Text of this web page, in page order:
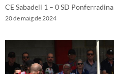
CE Sabadell 1 – 0 SD Ponferradina
20 de maig de 2024